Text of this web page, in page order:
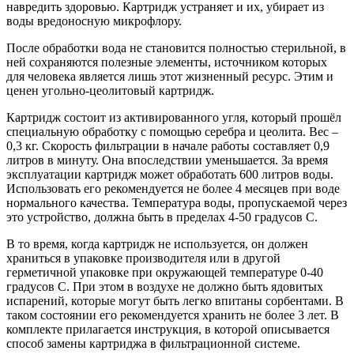
навредить здоровью. Картридж устраняет и их, убирает из
воды вредоносную микрофлору.
После обработки вода не становится полностью стерильной, в
ней сохраняются полезные элементы, источником которых
для человека является лишь этот жизненный ресурс. Этим и
ценен угольно-цеолитовый картридж.
Картридж состоит из активированного угля, который прошёл
специальную обработку с помощью серебра и цеолита. Вес –
0,3 кг. Скорость фильтрации в начале работы составляет 0,9
литров в минуту. Она впоследствии уменьшается. За время
эксплуатации картридж может обработать 600 литров воды.
Использовать его рекомендуется не более 4 месяцев при воде
нормального качества. Температура воды, пропускаемой через
это устройство, должна быть в пределах 4-50 градусов С.
В то время, когда картридж не используется, он должен
храниться в упаковке производителя или в другой
герметичной упаковке при окружающей температуре 0-40
градусов С. При этом в воздухе не должно быть ядовитых
испарений, которые могут быть легко впитаны сорбентами. В
таком состоянии его рекомендуется хранить не более 3 лет. В
комплекте прилагается инструкция, в которой описывается
способ замены картриджа в фильтрационной системе.